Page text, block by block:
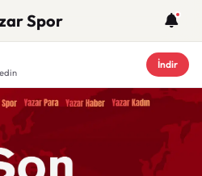
Spor
İndir